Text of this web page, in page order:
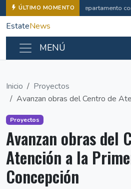
ÚLTIMO MOMENTO Departamento
EstateNews
MENÚ
Inicio
Proyectos
Avanzan obras del Centro de
Proyectos
Avanzan obras del
Atención a la
Concepción